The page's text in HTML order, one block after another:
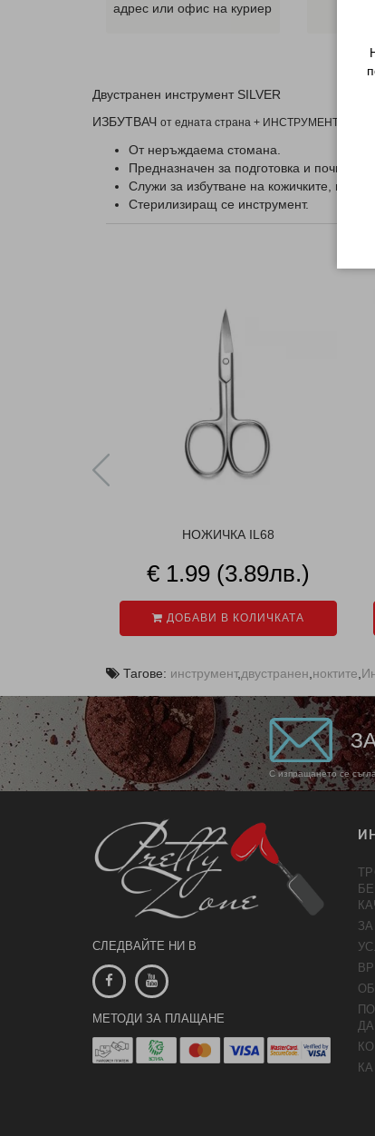
адрес или офис на куриер
Двустранен инструмент SILVER
ИЗБУТВАЧ от едната страна + ИНСТРУМЕНТ за
От неръждаема стомана.
Предназначен за подготовка и
Служи за избутване на кожичките,
Стерилизиращ се инструмент.
НОЖИЧКА IL68
€ 1.99 (3.89лв.)
ДОБАВИ В КОЛИЧКАТА
Тагове: инструмент,двустранен ноктите
С изпращането се
СЛЕДВАЙТЕ НИ В
МЕТОДИ ЗА ПЛАЩАНЕ